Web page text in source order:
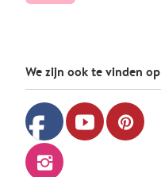
We zijn ook te vinden op
facebook youtube pinterest
instagram